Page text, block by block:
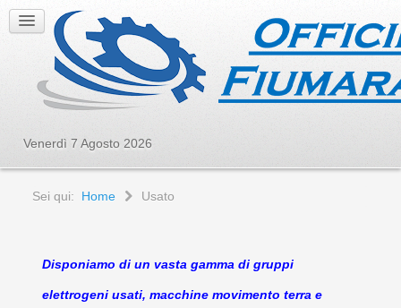
Venerdì 7 Agosto 2026
Sei qui: Home Usato
Disponiamo di un vasta gamma di gruppi
elettrogeni usati, macchine movimento terra e